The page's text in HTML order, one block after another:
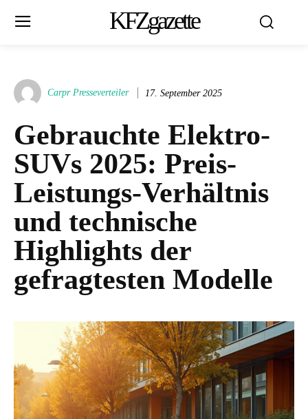
KFZgazette
Carpr Presseverteiler 17. September 2025
Gebrauchte Elektro-
SUVs 2025: Preis-
Leistungs-Verhältnis
und technische
Highlights der
gefragtesten Modelle